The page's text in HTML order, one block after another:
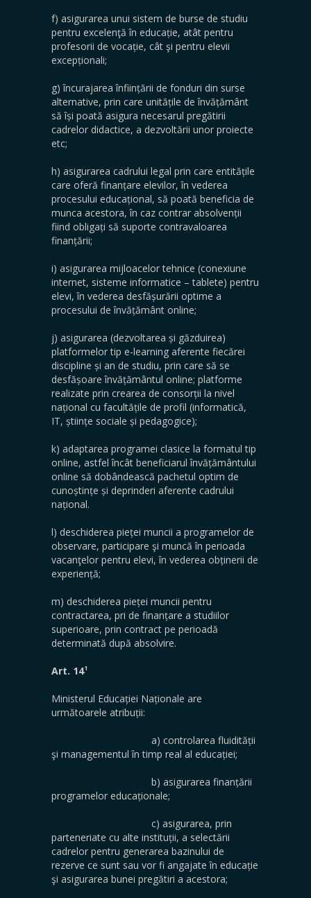
f) asigurarea unui sistem de burse de studiu
pentru excelenţă în educație, atât pentru
profesorii de vocație, cât şi pentru elevii
excepționali;
g) încurajarea înființării de fonduri din surse
alternative, prin care unitățile de învățământ
să își poată asigura necesarul pregătirii
cadrelor didactice, a dezvoltării unor proiecte
etc;
h) asigurarea cadrului legal prin care entitățile
care oferă finanțare elevilor, în vederea
procesului educațional, să poată beneficia de
munca acestora, în caz contrar absolvenții
fiind obligați să suporte contravaloarea
finanțării;
i) asigurarea mijloacelor tehnice (conexiune
internet, sisteme informatice – tablete) pentru
elevi, în vederea desfășurării optime a
procesului de învățământ online;
j) asigurarea (dezvoltarea și găzduirea)
platformelor tip e-learning aferente fiecărei
discipline și an de studiu, prin care să se
desfășoare învățământul online; platforme
realizate prin crearea de consorții la nivel
național cu facultățile de profil (informatică,
IT, științe sociale și pedagogice);
k) adaptarea programei clasice la formatul tip
online, astfel încât beneficiarul învățământului
online să dobândească pachetul optim de
cunoștințe și deprinderi aferente cadrului
național.
l) deschiderea pieței muncii a programelor de
observare, participare şi muncă în perioada
vacanţelor pentru elevi, în vederea obținerii de
experiență;
m) deschiderea pieței muncii pentru
contractarea, pri de finanțare a studiilor
superioare, prin contract pe perioadă
determinată după absolvire.
Art. 141
Ministerul Educației Naționale are
următoarele atribuții:
a) controlarea fluidității
şi managementul în timp real al educației;
b) asigurarea finanțării
programelor educaționale;
c) asigurarea, prin
parteneriate cu alte instituții, a selectării
cadrelor pentru generarea bazinului de
rezerve ce sunt sau vor fi angajate în educație
şi asigurarea bunei pregătiri a acestora;